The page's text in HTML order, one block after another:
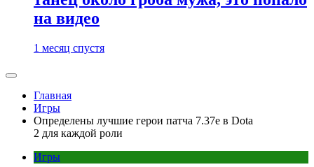
на видео
1 месяц спустя
Главная
Игры
Определены лучшие герои патча 7.37е в Dota
2 для каждой роли
Игры